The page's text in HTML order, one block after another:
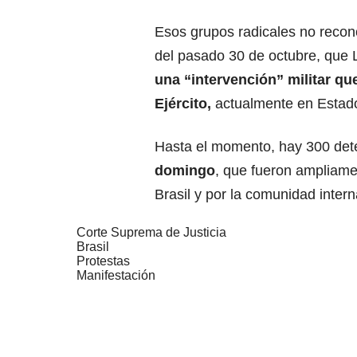
Esos grupos radicales no
del pasado 30 de octubre, que
una “intervención” militar
Ejército, actualmente en
Hasta el momento, hay 300
domingo, que fueron
Brasil y por la comunidad
Corte Suprema de Justicia
Brasil
Protestas
Manifestación